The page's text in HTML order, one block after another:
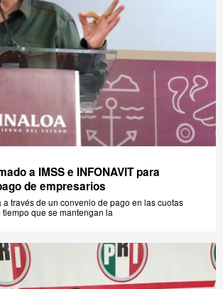
a IMSS e INFONAVIT para
de empresarios
través de un convenio de pago en las cuotas
que se mantengan la